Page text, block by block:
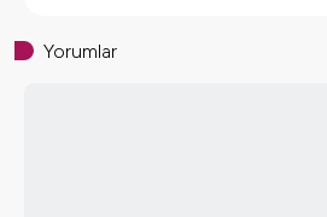
Yorumlar